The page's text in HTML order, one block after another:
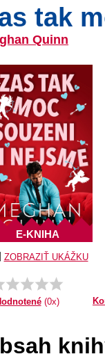
tak
Quinn
ZOBRAZIŤ UKÁŽKU
E-KNIHA
(0x)